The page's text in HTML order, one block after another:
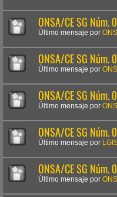
ONSA/CE SG Núm.
Último mensaje por
ONSA/CE SG Núm.
Último mensaje por
ONSA/CE SG Núm.
Último mensaje por
ONSA/CE SG Núm.
Último mensaje por
ONSA/CE SG Núm.
Último mensaje por